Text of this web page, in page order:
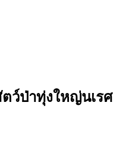
ว์ป่าทุ่งใหญ่นเร